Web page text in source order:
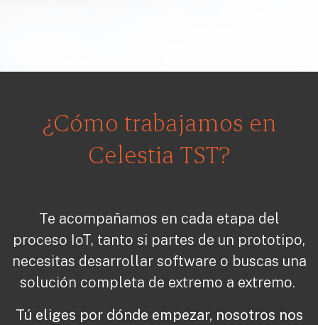
¿Cómo trabajamos en
Celestia TST?
Te acompañamos en cada etapa del
proceso IoT, tanto si partes de un prototipo,
necesitas desarrollar software o buscas una
solución completa de extremo a extremo.
Tú eliges por dónde empezar, nosotros nos